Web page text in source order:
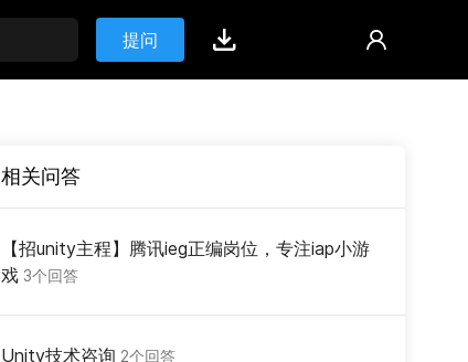
提问
相关问答
【招unity主程】腾讯ieg正编岗位，专注iap小游
戏 3个回答
Unity技术咨询 2个回答